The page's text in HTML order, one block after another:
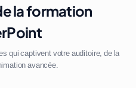
la formation
qui captivent votre auditoire, de la
avancée.